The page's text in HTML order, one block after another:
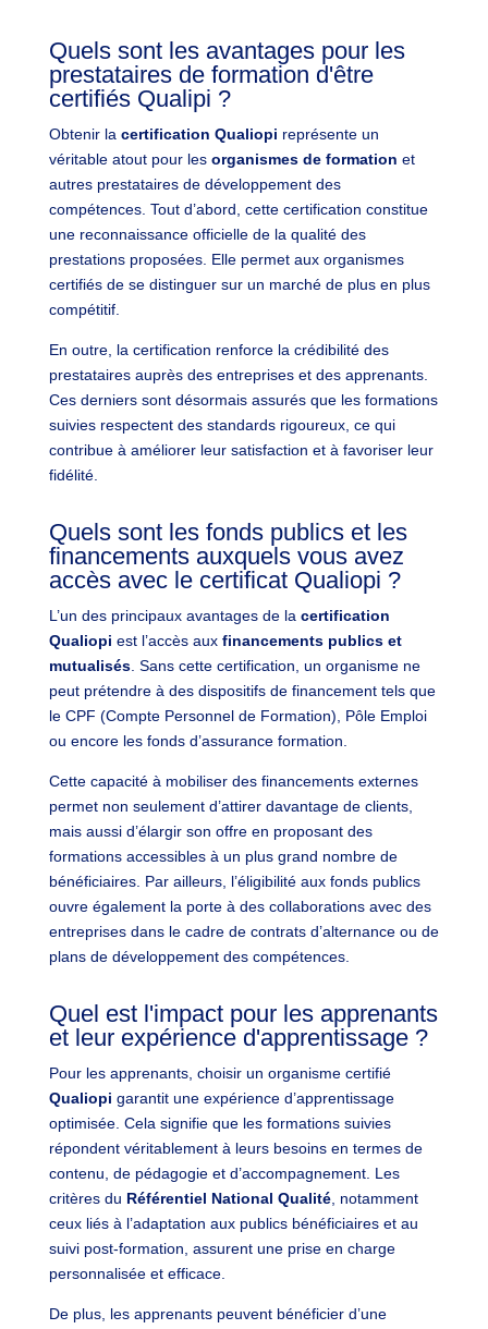
Quels sont les avantages pour les
prestataires de formation d'être
certifiés Qualipi ?
Obtenir la certification Qualiopi représente un
véritable atout pour les organismes de formation et
autres prestataires de développement des
compétences. Tout d’abord, cette certification constitue
une reconnaissance officielle de la qualité des
prestations proposées. Elle permet aux organismes
certifiés de se distinguer sur un marché de plus en plus
compétitif.
En outre, la certification renforce la crédibilité des
prestataires auprès des entreprises et des apprenants.
Ces derniers sont désormais assurés que les formations
suivies respectent des standards rigoureux, ce qui
contribue à améliorer leur satisfaction et à favoriser leur
fidélité.
Quels sont les fonds publics et les
financements auxquels vous avez
accès avec le certificat Qualiopi ?
L’un des principaux avantages de la certification
Qualiopi est l’accès aux financements publics et
mutualisés. Sans cette certification, un organisme ne
peut prétendre à des dispositifs de financement tels que
le CPF (Compte Personnel de Formation), Pôle Emploi
ou encore les fonds d’assurance formation.
Cette capacité à mobiliser des financements externes
permet non seulement d’attirer davantage de clients,
mais aussi d’élargir son offre en proposant des
formations accessibles à un plus grand nombre de
bénéficiaires. Par ailleurs, l’éligibilité aux fonds publics
ouvre également la porte à des collaborations avec des
entreprises dans le cadre de contrats d’alternance ou de
plans de développement des compétences.
Quel est l'impact pour les apprenants
et leur expérience d'apprentissage ?
Pour les apprenants, choisir un organisme certifié
Qualiopi garantit une expérience d’apprentissage
optimisée. Cela signifie que les formations suivies
répondent véritablement à leurs besoins en termes de
contenu, de pédagogie et d’accompagnement. Les
critères du Référentiel National Qualité, notamment
ceux liés à l’adaptation aux publics bénéficiaires et au
suivi post-formation, assurent une prise en charge
personnalisée et efficace.
De plus, les apprenants peuvent bénéficier d’une